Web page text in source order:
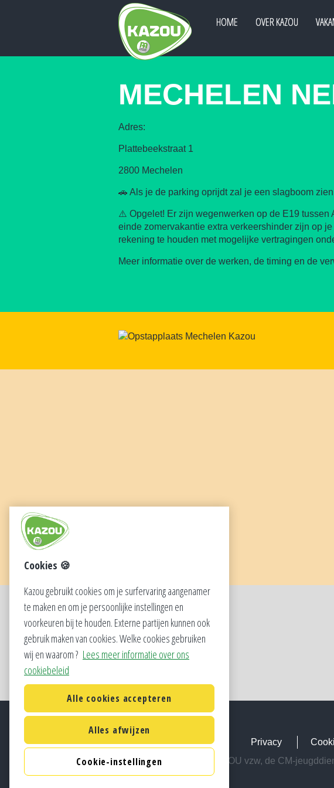
HOME OVER KAZOU
MECHELEN
Adres:
Plattebeekstraat 1
2800 Mechelen
🚗 Als je de parking oprijdt zal je een slagboom
⚠️ Opgelet! Er zijn wegenwerken op de E19 tussen
einde zomervakantie extra verkeershinder zijn op
rekening te houden met mogelijke vertragingen
Meer informatie over de werken, de timing en de
SOCIAL
Privacy
KAZOU vzw, de CM-
Cookies 🍪
Kazou gebruikt cookies om je surfervaring aangenamer
te maken en om je persoonlijke instellingen en
voorkeuren bij te houden. Externe partijen kunnen ook
gebruik maken van cookies. Welke cookies gebruiken
wij en waarom ? Lees meer informatie over ons
cookiebeleid
Alle cookies accepteren
Alles afwijzen
Cookie-instellingen